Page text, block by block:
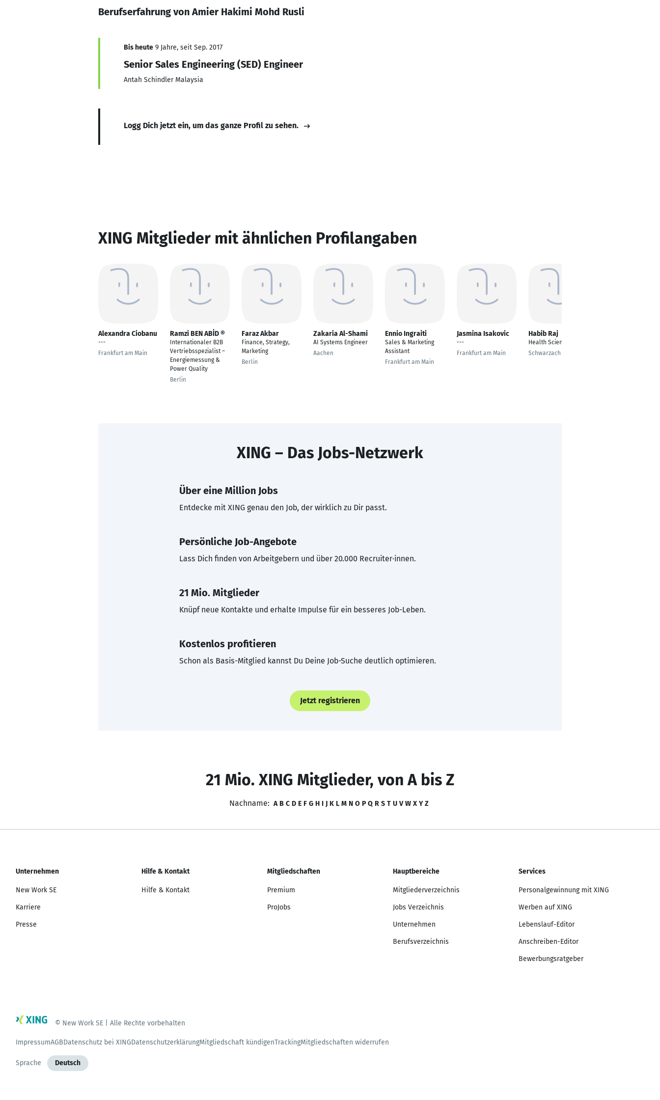
Berufserfahrung von Amier Hakimi Mohd Rusli
Bis heute 9 Jahre, seit Sep. 2017
Senior Sales Engineering (SED) Engineer
Antah Schindler Malaysia
Logg Dich jetzt ein, um das ganze Profil zu sehen.
XING Mitglieder mit ähnlichen Profilangaben
Alexandra Ciobanu
---
Frankfurt am Main
Ramzi BEN ABİD ®
Internationaler B2B
Vertriebsspezialist –
Energiemessung &
Power Quality
Berlin
Faraz Akbar
Finance, Strategy,
Marketing
Berlin
Zakaria Al-Shami
AI Systems Engineer
Aachen
Ennio Ingraiti
Sales & Marketing
Assistant
Frankfurt am Main
Jasmina Isakovic
---
Frankfurt am Main
Habib Raj
Health Science
Schwarzach
XING – Das Jobs-Netzwerk
Über eine Million Jobs
Entdecke mit XING genau den Job, der wirklich zu Dir passt.
Persönliche Job-Angebote
Lass Dich finden von Arbeitgebern und über 20.000 Recruiter·innen.
21 Mio. Mitglieder
Knüpf neue Kontakte und erhalte Impulse für ein besseres Job-Leben.
Kostenlos profitieren
Schon als Basis-Mitglied kannst Du Deine Job-Suche deutlich optimieren.
Jetzt registrieren
21 Mio. XING Mitglieder, von A bis Z
Nachname: A B C D E F G H I J K L M N O P Q R S T U V W X Y Z
Unternehmen
New Work SE
Karriere
Presse
Hilfe & Kontakt
Hilfe & Kontakt
Mitgliedschaften
Premium
ProJobs
Hauptbereiche
Mitgliederverzeichnis
Jobs Verzeichnis
Unternehmen
Berufsverzeichnis
Services
Personalgewinnung mit XING
Werben auf XING
Lebenslauf-Editor
Anschreiben-Editor
Bewerbungsratgeber
© New Work SE | Alle Rechte vorbehalten
ImpressumAGBDatenschutz bei XINGDatenschutzerklärungMitgliedschaft kündigenTrackingMitgliedschaften widerrufen
Sprache Deutsch